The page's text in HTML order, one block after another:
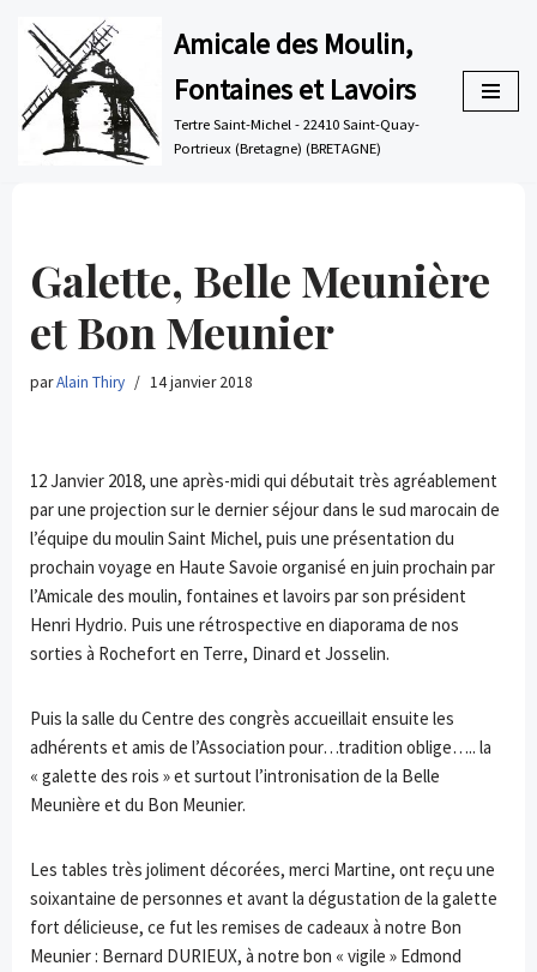
Aller
au
contenu
Amicale des Moulin,
Fontaines et Lavoirs
Tertre Saint-Michel - 22410 Saint-Quay-
Portrieux (Bretagne) (BRETAGNE)
Galette, Belle Meunière
et Bon Meunier
parAlain Thiry 14 janvier 2018
12 Janvier 2018, une après-midi qui débutait très agréablement
par une projection sur le dernier séjour dans le sud marocain de
l’équipe du moulin Saint Michel, puis une présentation du
prochain voyage en Haute Savoie organisé en juin prochain par
l’Amicale des moulin, fontaines et lavoirs par son président
Henri Hydrio. Puis une rétrospective en diaporama de nos
sorties à Rochefort en Terre, Dinard et Josselin.
Puis la salle du Centre des congrès accueillait ensuite les
adhérents et amis de l’Association pour…tradition oblige….. la
« galette des rois » et surtout l’intronisation de la Belle
Meunière et du Bon Meunier.
Les tables très joliment décorées, merci Martine, ont reçu une
soixantaine de personnes et avant la dégustation de la galette
fort délicieuse, ce fut les remises de cadeaux à notre Bon
Meunier : Bernard DURIEUX, à notre bon « vigile » Edmond